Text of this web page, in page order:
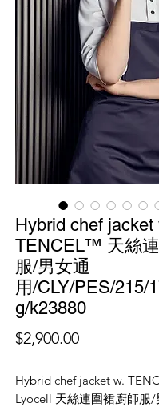
Hybrid chef jacket
TENCEL™ 天絲
服/男女通
用/CLY/PES/215/
g/k23880
$2,900.00價
Hybrid chef jacket w.
Lyocell 天絲連圍裙廚師服/